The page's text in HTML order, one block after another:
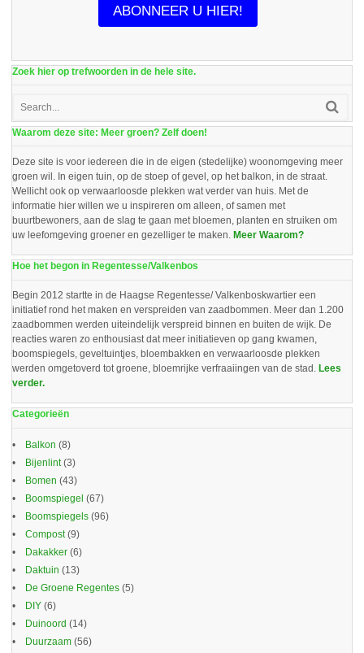
ABONNEER U HIER!
Zoek hier op trefwoorden in de hele site.
Waarom deze site: Meer groen? Zelf doen!
Deze site is voor iedereen die in de eigen (stedelijke) woonomgeving meer
groen wil. In eigen tuin, op de stoep of gevel, op het balkon, in de straat.
Wellicht ook op verwaarloosde plekken wat verder van huis. Met de
informatie hier willen we u inspireren om alleen, of samen met
buurtbewoners, aan de slag te gaan met bloemen, planten en struiken om
uw leefomgeving groener en gezelliger te maken. Meer Waarom?
Hoe het begon in Regentesse/Valkenbos
Begin 2012 startte in de Haagse Regentesse/ Valkenboskwartier een
initiatief rond het maken en verspreiden van zaadbommen. Meer dan 1.200
zaadbommen werden uiteindelijk verspreid binnen en buiten de wijk. De
reacties waren zo enthousiast dat meer initiatieven op gang kwamen,
boomspiegels, geveltuintjes, bloembakken en verwaarloosde plekken
werden omgetoverd tot groene, bloemrijke verfraaiingen van de stad. Lees
verder.
Categorieën
Balkon (8)
Bijenlint(3)
Bomen (43)
Boomspiegel (67)
Boomspiegels (96)
Compost(9)
Dakakker (6)
Daktuin (13)
De Groene Regentes (5)
DIY (6)
Duinoord (14)
Duurzaam (56)